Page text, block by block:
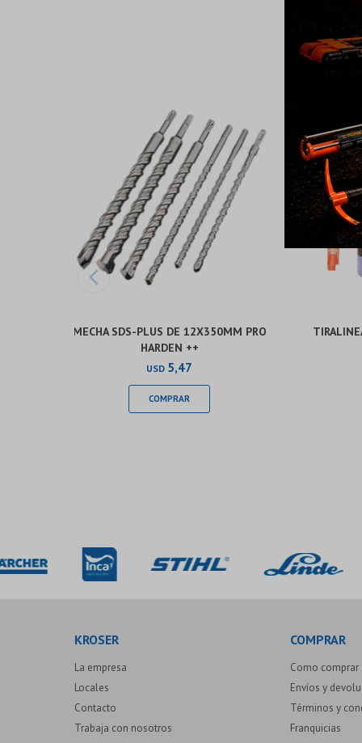
MECHA SDS-PLUS DE 12X350MM PRO
HARDEN ++
USD 5,47
KROSER
La empresa
Locales
Contacto
Trabaja con nosotros
COMPRAR
Como comprar
Envíos y
Términos y
Franquicias